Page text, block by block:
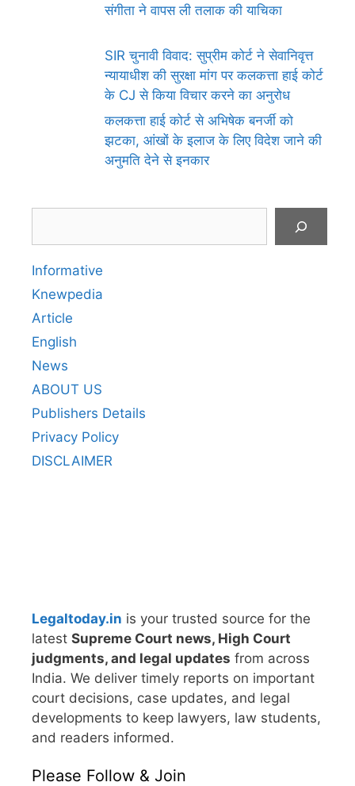
संगीता ने वापस ली तलाक की याचिका
SIR चुनावी विवाद: सुप्रीम कोर्ट ने सेवानिवृत्त
न्यायाधीश की सुरक्षा मांग पर कलकत्ता हाई कोर्ट
के CJ से किया विचार करने का अनुरोध
कलकत्ता हाई कोर्ट से अभिषेक बनर्जी को
झटका, आंखों के इलाज के लिए विदेश जाने की
अनुमति देने से इनकार
Informative
Knewpedia
Article
English
News
ABOUT US
Publishers Details
Privacy Policy
DISCLAIMER
Legaltoday.in is your trusted source for the
latest Supreme Court news, High Court
judgments, and legal updates from across
India. We deliver timely reports on important
court decisions, case updates, and legal
developments to keep lawyers, law students,
and readers informed.
Please Follow & Join